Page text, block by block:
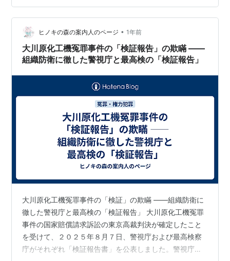
あります。 また、粉飾決算に手を染めると、企業イメー
ジが大きく低下するほか、損害賠償請求の対象となった
り刑事罰を科されたるする可能性が生じます。 そこでこ
の記事では、粉飾決算につい…
ヒノキの森の案内人のページ • 1年前
大川原化工機冤罪事件の「検証報告」の欺瞞 ――
組織防衛に徹した警視庁と最高検の「検証報告」
大川原化工機冤罪事件の「検証」の欺瞞 ――組織防衛に
徹した警視庁と最高検の「検証報告」 大川原化工機冤罪
事件の国家賠償請求訴訟の東京高裁判決が確定したこと
を受けて、２０２５年８月７日、警視庁および最高検察
庁がそれぞれ「検証報告書」を公表しました。警視庁公